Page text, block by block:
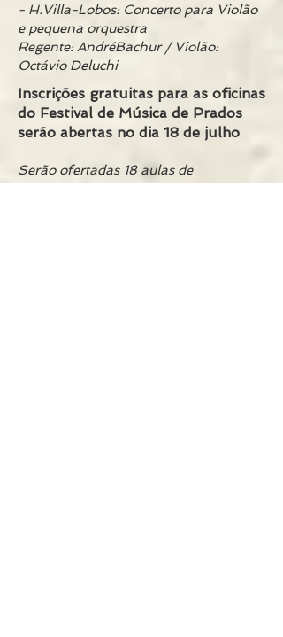
- H.Villa-Lobos: Concerto para Violão
e pequena orquestra
Regente: AndréBachur / Violão:
Octávio Deluchi
Inscrições gratuitas para as oficinas
do Festival de Música de Prados
serão abertas no dia 18 de julho
Serão ofertadas 18 aulas de
instrumentos e musicalização, além de